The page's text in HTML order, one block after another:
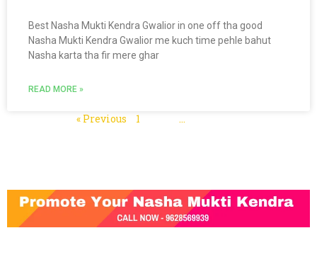
Best Nasha Mukti Kendra Gwalior in one off tha good
Nasha Mukti Kendra Gwalior me kuch time pehle bahut
Nasha karta tha fir mere ghar
READ MORE »
« Previous 1 …